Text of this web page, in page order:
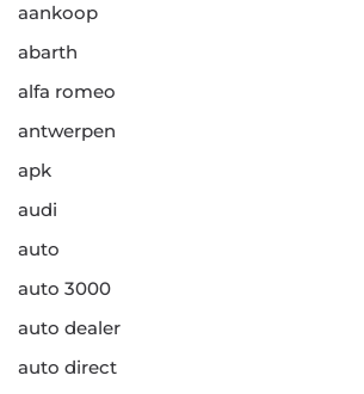
aankoop
abarth
alfa romeo
antwerpen
apk
audi
auto
auto 3000
auto dealer
auto direct